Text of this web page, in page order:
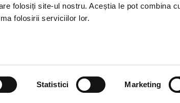
folosiți site-ul nostru. Aceștia le pot combina
folosirii serviciilor lor.
Statistici Marketing